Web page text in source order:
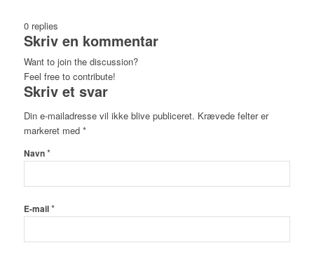
0 replies
Skriv en kommentar
Want to join the discussion?
Feel free to contribute!
Skriv et svar
Din e-mailadresse vil ikke blive publiceret. Krævede felter er
markeret med *
Navn*
E-mail*